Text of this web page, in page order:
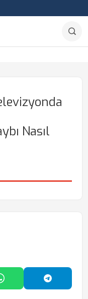
Nasıl
Paylaş